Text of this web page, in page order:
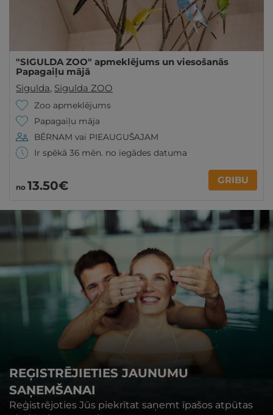
"SIGULDA ZOO" apmeklējums un viesošanās
Papagaiļu mājā
Sigulda, Sigulda ZOO
Zoo apmeklējums
Papagaiļu māja
BĒRNAM vai PIEAUGUŠAJAM
Ir spēkā 36 mēn. no iegādes datuma
no 13.50€ GRIBU
REĢISTRĒJIETIES JAUNUMU
SAŅEMŠANAI
Reģistrējoties Jūs piekrītat saņemt īpašos atpūtas